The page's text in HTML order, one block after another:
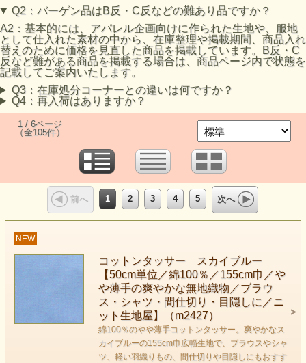
Q2：バーゲン品はB反・C反などの難あり品ですか？
A2：基本的には、アパレル企画向けに作られた生地や、服地
として仕入れた素材の中から、在庫整理や掲載期間、商品入れ
替えのために価格を見直した商品を掲載しています。B反・C
反など難がある商品を掲載する場合は、商品ページ内で状態を
記載してご案内いたします。
Q3：在庫処分コーナーとの違いは何ですか？
Q4：再入荷はありますか？
1 / 6ページ
（全105件）
前へ 1 2 3 4 5 次へ
NEW
コットンタッサー スカイブルー
【50cm単位／綿100％／155cm巾／や
や薄手の爽やかな無地織物／ブラウ
ス・シャツ・間仕切り・目隠しに／ニ
ット生地屋】（m2427）
綿100％のやや薄手コットンタッサー。爽やかなス
カイブルーの155cm巾広幅生地で、ブラウスやシャ
ツ、軽い羽織りもの、間仕切りや目隠しにもおすす